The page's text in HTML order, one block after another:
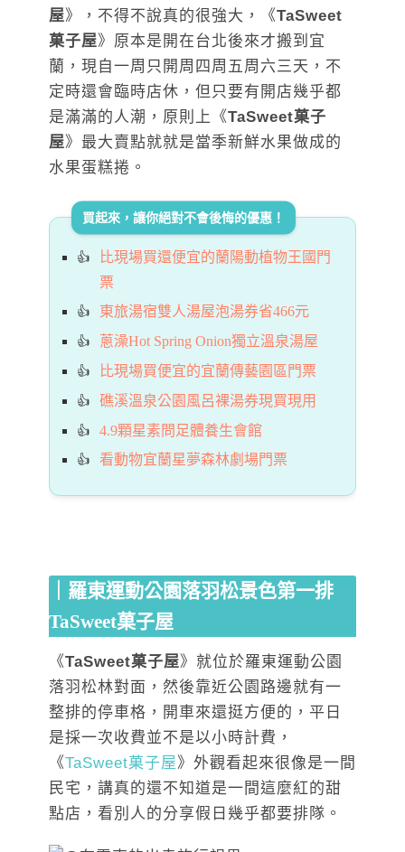
屋》，不得不說真的很強大，《TaSweet
菓子屋》原本是開在台北後來才搬到宜
蘭，現自一周只開周四周五周六三天，不
定時還會臨時店休，但只要有開店幾乎都
是滿滿的人潮，原則上《TaSweet菓子
屋》最大賣點就就是當季新鮮水果做成的
水果蛋糕捲。
買起來，讓你絕對不會後悔的優惠！
比現場買還便宜的蘭陽動植物王國門
票
東旅湯宿雙人湯屋泡湯券省466元
蔥澡Hot Spring Onion獨立溫泉湯屋
比現場買便宜的宜蘭傳藝園區門票
礁溪溫泉公園風呂裸湯券現買現用
4.9顆星素問足體養生會館
看動物宜蘭星夢森林劇場門票
｜羅東運動公園落羽松景色第一排
TaSweet菓子屋
《TaSweet菓子屋》就位於羅東運動公園
落羽松林對面，然後靠近公園路邊就有一
整排的停車格，開車來還挺方便的，平日
是採一次收費並不是以小時計費，
《TaSweet菓子屋》外觀看起來很像是一間
民宅，講真的還不知道是一間這麼紅的甜
點店，看別人的分享假日幾乎都要排隊。